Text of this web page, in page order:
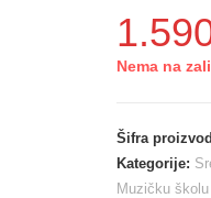
Nema na
Šifra
Kategorije:
Muzičku školu